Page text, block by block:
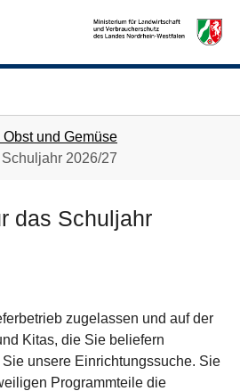
und Gemüse
2026/27
das Schuljahr
zugelassen und auf der
Kitas, die Sie beliefern
unsere Einrichtungssuche. Sie
Programmteile die